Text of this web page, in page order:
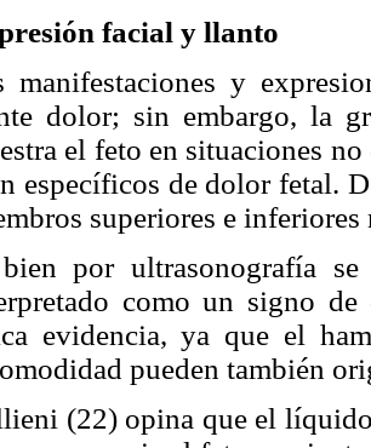
facial y llanto
manifestaciones y
dolor; sin embargo, la
el feto en situaciones
específicos de dolor fetal.
superiores e
por ultrasonografía
como un signo
evidencia, ya que el
pueden también
(22) opina que el